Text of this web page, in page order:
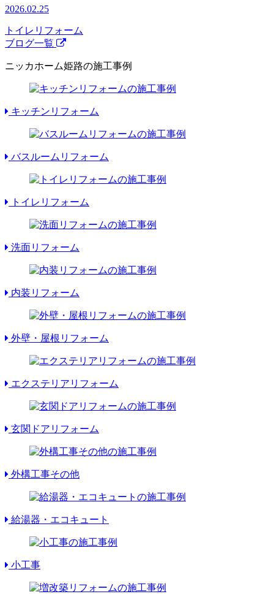
2026.02.25
トイレリフォーム
ブログ一覧
ニッカホーム姫路の施工事例
キッチンリフォーム
バスルームリフォーム
トイレリフォーム
洗面リフォーム
内装リフォーム
外壁・屋根リフォーム
エクステリアリフォーム
玄関ドアリフォーム
外構工事その他
給湯器・エコキュート
小工事